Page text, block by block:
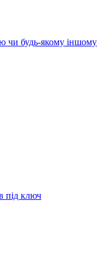
чи будь-якому іншому
під ключ